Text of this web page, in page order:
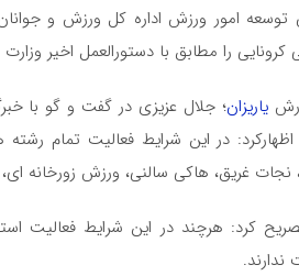
توسعه امور ورزش اداره کل ورزش و
کرونایی را مطابق با دستورالعمل اخیر
یاریزان؛ جلال عزیزی در گفت و گو با
اظهارکرد: در این شرایط فعالیت تمام
نجات غریق، هاکی سالنی، ورزش زورخانه
کرد: هرچند در این شرایط فعالیت
ندارند.